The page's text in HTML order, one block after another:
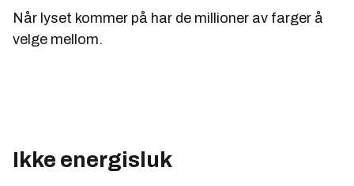
Når lyset kommer på har de millioner av farger å
velge mellom.
Ikke energisluk